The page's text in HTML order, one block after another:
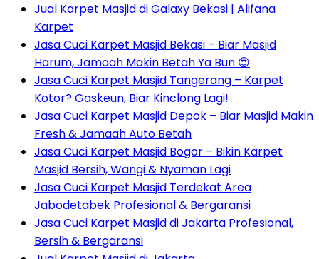
Jual Karpet Masjid di Galaxy Bekasi | Alifana
Karpet
Jasa Cuci Karpet Masjid Bekasi – Biar Masjid
Harum, Jamaah Makin Betah Ya Bun 😍
Jasa Cuci Karpet Masjid Tangerang – Karpet
Kotor? Gaskeun, Biar Kinclong Lagi!
Jasa Cuci Karpet Masjid Depok – Biar Masjid Makin
Fresh & Jamaah Auto Betah
Jasa Cuci Karpet Masjid Bogor – Bikin Karpet
Masjid Bersih, Wangi & Nyaman Lagi
Jasa Cuci Karpet Masjid Terdekat Area
Jabodetabek Profesional & Bergaransi
Jasa Cuci Karpet Masjid di Jakarta Profesional,
Bersih & Bergaransi